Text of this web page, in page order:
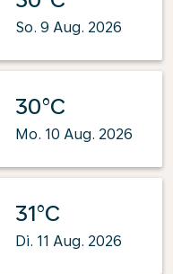
So. 9 Aug. 2026
30°C
Mo. 10 Aug. 2026
31°C
Di. 11 Aug. 2026